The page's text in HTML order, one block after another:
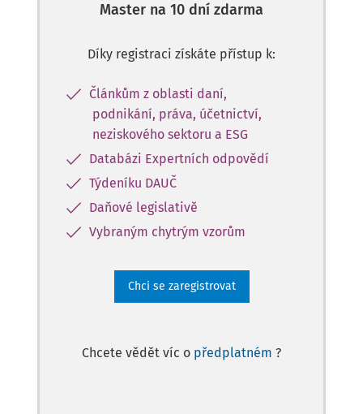
Master na 10 dní zdarma
Díky registraci získáte přístup k:
Článkům z oblasti daní,
podnikání, práva, účetnictví,
neziskového sektoru a ESG
Databázi Expertních odpovědí
Týdeníku DAUČ
Daňové legislativě
Vybraným chytrým vzorům
Chci se zaregistrovat
Chcete vědět víc o předplatném ?